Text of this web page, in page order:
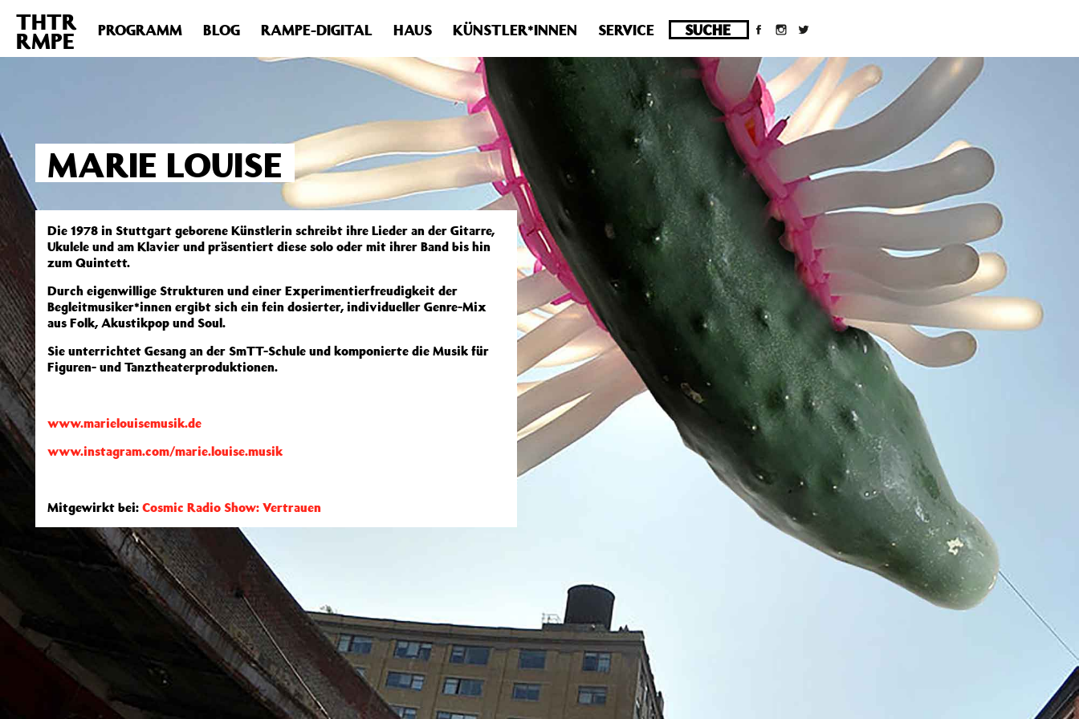
Deprecated : Die Funktion post_permalink ist seit Version 4.4.0 veraltet! Verwende stattdessen get_permalink(). in /homepages/10/d43051023/htdocs/wordpress/wp-
includes/functions.phpon line6031
THTR
RMPE PROGRAMM BLOG RAMPE-DIGITAL HAUS KÜNSTLER*INNEN SERVICE
MARIE LOUISE
Die 1978 in Stuttgart geborene Künstlerin schreibt ihre Lieder an der Gitarre,
Ukulele und am Klavier und präsentiert diese solo oder mit ihrer Band bis hin
zum Quintett.
Durch eigenwillige Strukturen und einer Experimentierfreudigkeit der
Begleitmusiker*innen ergibt sich ein fein dosierter, individueller Genre-Mix
aus Folk, Akustikpop und Soul.
Sie unterrichtet Gesang an der SmTT-Schule und komponierte die Musik für
Figuren- und Tanztheaterproduktionen.
www.marielouisemusik.de
www.instagram.com/marie.louise.musik
Mitgewirkt bei: Cosmic Radio Show: Vertrauen